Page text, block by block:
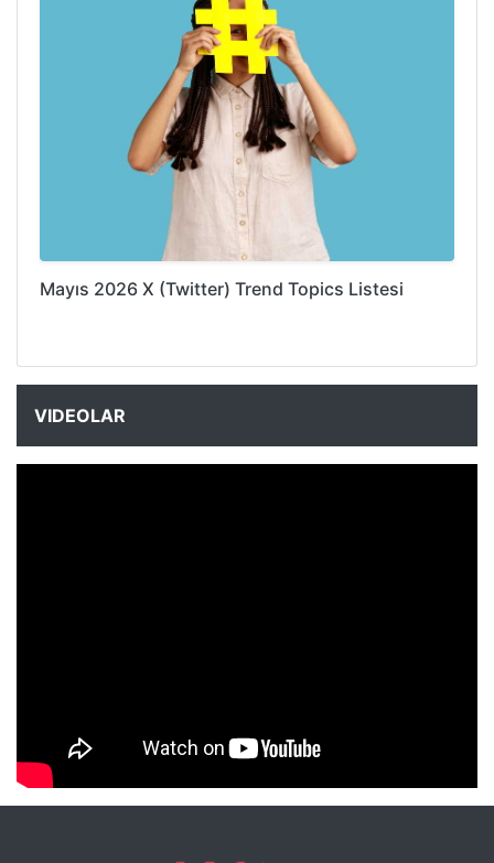
Mayıs 2026 X (Twitter) Trend Topics Listesi
VIDEOLAR
NYXmag 2. Yaş Kutlama Etkinliği